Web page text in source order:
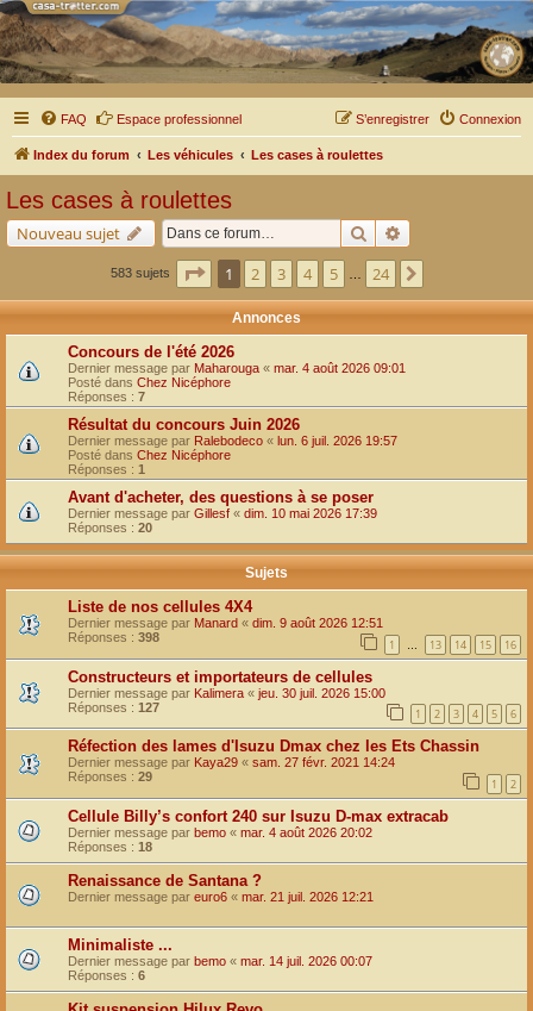
FAQ Espace professionnel Connexion
S’enregistrer
Index du forum Les véhicules Les cases à roulettes
Les cases à roulettes
Nouveau sujet Rechercher
583 sujets Page sur24
1 2 3 4 5 24
Annonces
Concours de l'été 2026
Dernier message par Maharouga « mar. 4 août 2026 09:01
Posté dans Chez Nicéphore
Réponses : 7
Résultat du concours Juin 2026
Dernier message par Ralebodeco « lun. 6 juil. 2026 19:57
Posté dans Chez Nicéphore
Réponses : 1
Avant d'acheter, des questions à se poser
Dernier message par Gillesf « dim. 10 mai 2026 17:39
Réponses : 20
Sujets
Liste de nos cellules 4X4
Dernier message par Manard « dim. 9 août 2026 12:51
Réponses : 398 1 … 13 14 15 16
Constructeurs et importateurs de cellules
Dernier message par Kalimera « jeu. 30 juil. 2026 15:00
Réponses : 127 1 2 3 4 5 6
Réfection des lames d'Isuzu Dmax chez les Ets Chassin
Dernier message par Kaya29 « sam. 27 févr. 2021 14:24
Réponses : 29 1 2
Cellule Billy’s confort 240 sur Isuzu D-max extracab
Dernier message par bemo « mar. 4 août 2026 20:02
Réponses : 18
Renaissance de Santana ?
Dernier message par euro6 « mar. 21 juil. 2026 12:21
Minimaliste ...
Dernier message par bemo « mar. 14 juil. 2026 00:07
Réponses : 6